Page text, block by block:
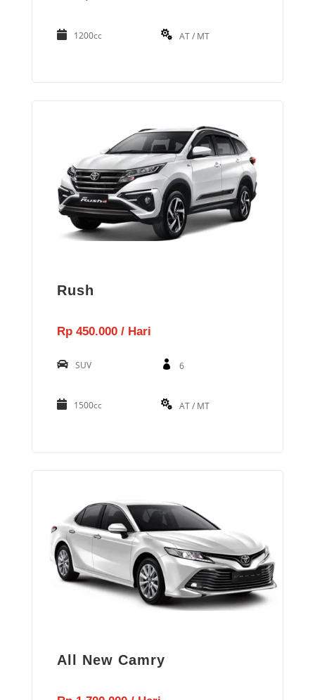
1200cc AT / MT
Rush
Rp 450.000 / Hari
SUV 6
1500cc AT / MT
All New Camry